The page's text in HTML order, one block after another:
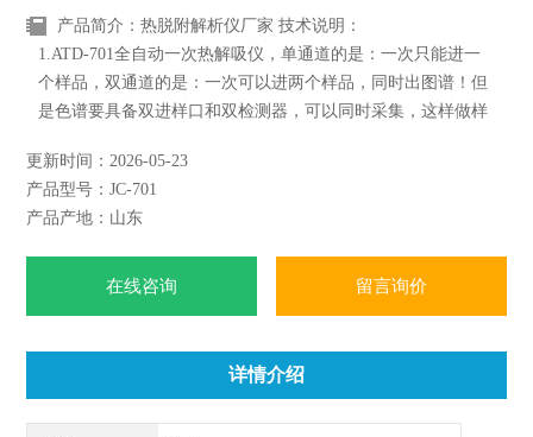
产品简介：热脱附解析仪厂家 技术说明：
1.ATD-701全自动一次热解吸仪，单通道的是：一次只能进一
个样品，双通道的是：一次可以进两个样品，同时出图谱！但
是色谱要具备双进样口和双检测器，可以同时采集，这样做样
途不需要任何操作，完成自动分析完24个样品停止。
更新时间：2026-05-23
产品型号：JC-701
产品产地：山东
在线咨询 留言询价
详情介绍